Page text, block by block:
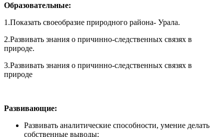
Образовательные:
1.Показать своеобразие природного района- Урала.
2.Развивать знания о причинно-следственных связях в
природе.
3.Развивать знания о причинно-следственных связях в
природе
Развивающие:
Развивать аналитические способности, умение делать
собственные выводы;